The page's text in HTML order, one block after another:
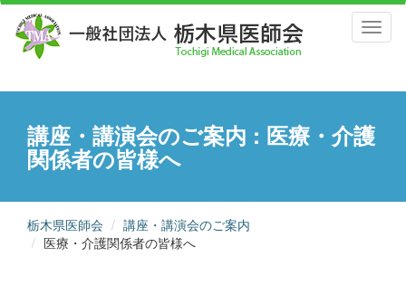
講座・講演会のご案内 : 医療・介護
関係者の皆様へ
栃木県医師会
講座・講演会のご案内
医療・介護関係者の皆様へ